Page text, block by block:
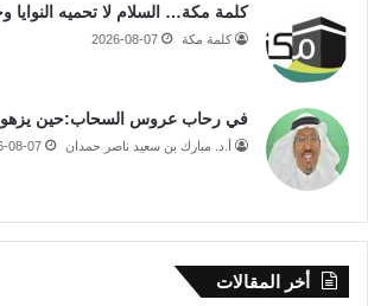
كلمة مكة… السلام لا تحميه النوايا
كلمة مكة 2026-08-07
في رحاب عروس السحاب:حين يزهو
أ.د. مبارك بن سعيد ناصر حمدان 08-07
أخر المقالات